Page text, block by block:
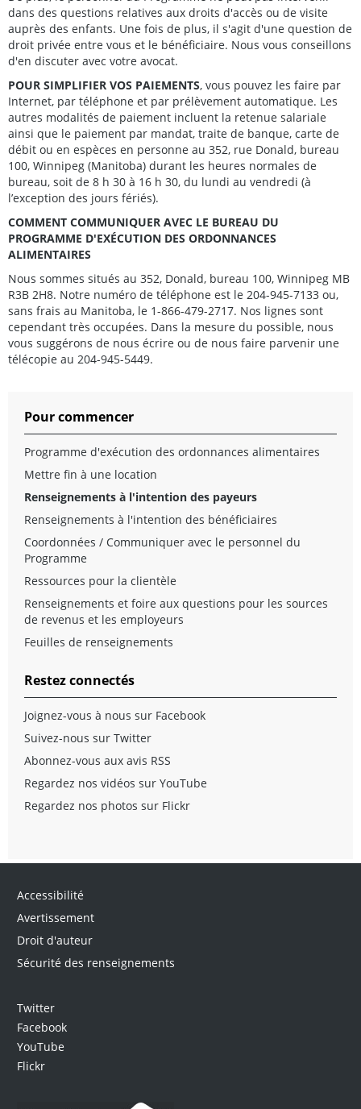
dans des questions relatives aux droits d'accès ou de visite
auprès des enfants. Une fois de plus, il s'agit d'une question de
droit privée entre vous et le bénéficiaire. Nous vous conseillons
d'en discuter avec votre avocat.
POUR SIMPLIFIER VOS PAIEMENTS, vous pouvez les faire par
Internet, par téléphone et par prélèvement automatique. Les
autres modalités de paiement incluent la retenue salariale
ainsi que le paiement par mandat, traite de banque, carte de
débit ou en espèces en personne au 352, rue Donald, bureau
100, Winnipeg (Manitoba) durant les heures normales de
bureau, soit de 8 h 30 à 16 h 30, du lundi au vendredi (à
l’exception des jours fériés).
COMMENT COMMUNIQUER AVEC LE BUREAU DU
PROGRAMME D'EXÉCUTION DES ORDONNANCES
ALIMENTAIRES
Nous sommes situés au 352, Donald, bureau 100, Winnipeg MB
R3B 2H8. Notre numéro de téléphone est le 204-945-7133 ou,
sans frais au Manitoba, le 1-866-479-2717. Nos lignes sont
cependant très occupées. Dans la mesure du possible, nous
vous suggérons de nous écrire ou de nous faire parvenir une
télécopie au 204-945-5449.
Pour commencer
Programme d'exécution des ordonnances alimentaires
Mettre fin à une location
Renseignements à l'intention des payeurs
Renseignements à l'intention des bénéficiaires
Coordonnées / Communiquer avec le personnel du
Programme
Ressources pour la clientèle
Renseignements et foire aux questions pour les sources
de revenus et les employeurs
Feuilles de renseignements
Restez connectés
Joignez-vous à nous sur Facebook
Suivez-nous sur Twitter
Abonnez-vous aux avis RSS
Regardez nos vidéos sur YouTube
Regardez nos photos sur Flickr
Accessibilité
Avertissement
Droit d'auteur
Sécurité des renseignements
Twitter
Facebook
YouTube
Flickr